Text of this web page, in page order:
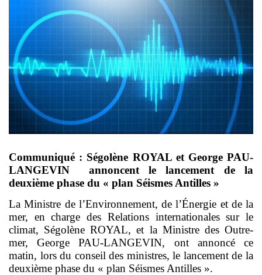
Communiqué : Ségolène ROYAL et George PAU-
LANGEVIN annoncent le lancement de la
deuxième phase du « plan Séismes Antilles »
La Ministre de l’Environnement, de l’Énergie et de la
mer, en charge des Relations internationales sur le
climat, Ségolène ROYAL, et la Ministre des Outre-
mer, George PAU-LANGEVIN, ont annoncé ce
matin, lors du conseil des ministres, le lancement de la
deuxième phase du « plan Séismes Antilles ».